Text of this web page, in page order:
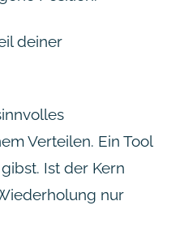
deiner
Verteilen. Ein Tool
Ist der Kern
nur